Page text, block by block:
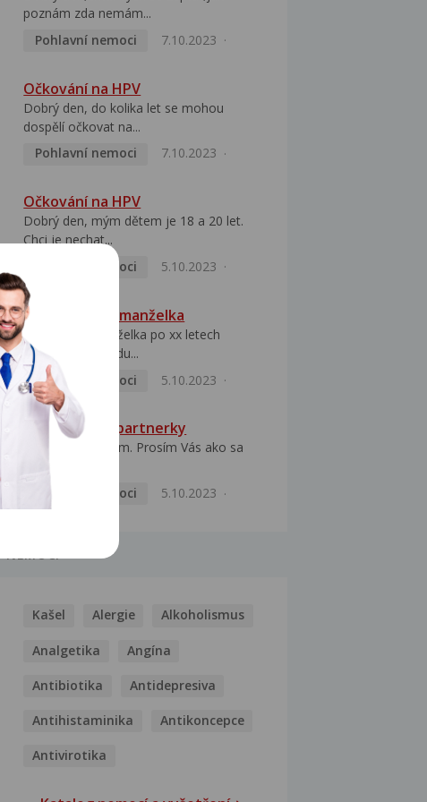
poznám zda nemám...
Pohlavní nemoci
7.10.2023
Očkování na HPV
Dobrý den, do kolika let se mohou
dospělí očkovat na...
Pohlavní nemoci
7.10.2023
Očkování na HPV
Dobrý den, mým dětem je 18 a 20 let.
Chci je nechat...
Pohlavní nemoci
5.10.2023
HPV pozitivní manželka
Dobrý den, manželka po xx letech
přivezla z Východu...
Pohlavní nemoci
5.10.2023
HPV typ 52 u partnerky
Dobrý deň prajem. Prosím Vás ako sa
Pohlavní nemoci
5.10.2023
NEMOCI
Kašel Alergie Alkoholismus
Analgetika Angína
Antibiotika Antidepresiva
Antihistaminika Antikoncepce
Antivirotika